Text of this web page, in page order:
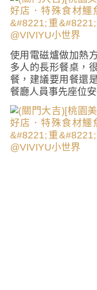
使用電磁爐做加熱
多人的長形餐桌，
餐，建議要用餐還
餐廳人員事先座位安